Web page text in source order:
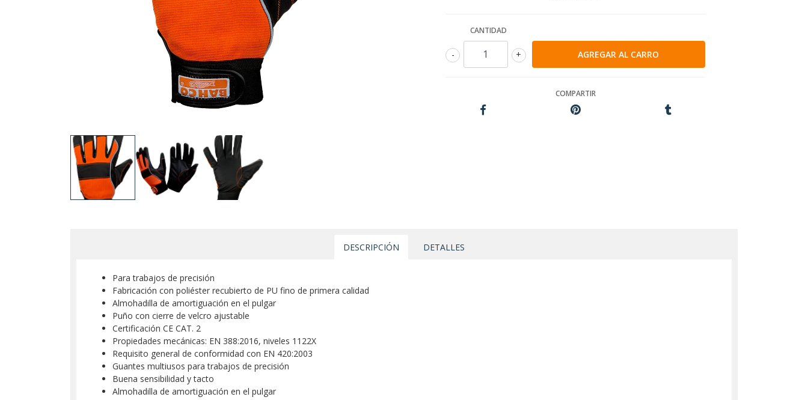
CANTIDAD
+
-
COMPARTIR
DESCRIPCIÓN DETALLES
Para trabajos de precisión
Fabricación con poliéster recubierto de PU fino de primera calidad
Almohadilla de amortiguación en el pulgar
Puño con cierre de velcro ajustable
Certificación CE CAT. 2
Propiedades mecánicas: EN 388:2016, niveles 1122X
Requisito general de conformidad con EN 420:2003
Guantes multiusos para trabajos de precisión
Buena sensibilidad y tacto
Almohadilla de amortiguación en el pulgar